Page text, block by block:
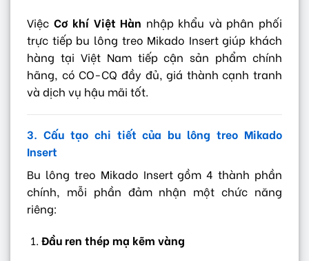
Việc Cơ khí Việt Hàn nhập khẩu và phân phối
trực tiếp bu lông treo Mikado Insert giúp khách
hàng tại Việt Nam tiếp cận sản phẩm chính
hãng, có CO-CQ đầy đủ, giá thành cạnh tranh
và dịch vụ hậu mãi tốt.
3. Cấu tạo chi tiết của bu lông treo Mikado
Insert
Bu lông treo Mikado Insert gồm 4 thành phần
chính, mỗi phần đảm nhận một chức năng
riêng:
Đầu ren thép mạ kẽm vàng